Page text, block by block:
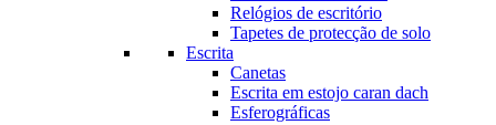
Relógios de escritório
Tapetes de protecção de solo
Escrita
Canetas
Escrita em estojo caran dach
Esferográficas